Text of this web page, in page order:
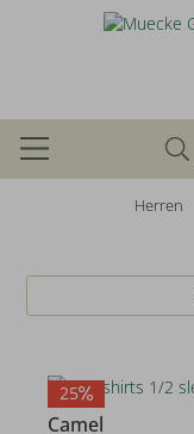
Herren
25
Camel